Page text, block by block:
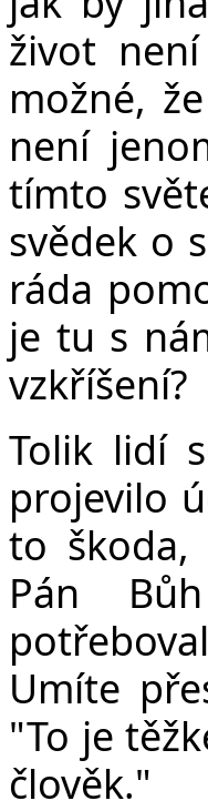
život
možné,
není
tímto
svědek o
ráda
je tu s
vzkříšení?
Tolik lidí
projevilo
to škoda,
Pán
Umíte
"To je
člověk."